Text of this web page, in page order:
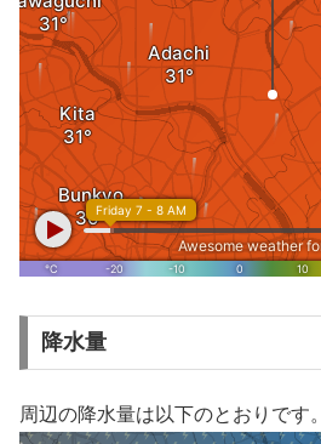
降水量
周辺の降水量は以下のとおりです。